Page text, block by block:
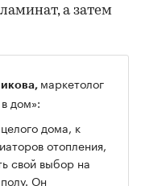
а затем
маркетолог
дом»:
дома, к
отопления,
свой выбор на
Он